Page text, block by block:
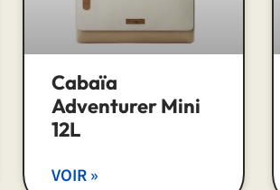
Cabaïa
Adventurer Mini
12L
VOIR »